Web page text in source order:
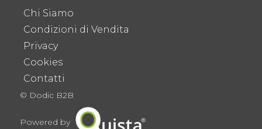
Chi Siamo
Condizioni di Vendita
Privacy
Cookies
Contatti
© Dodic B2B
Powered by